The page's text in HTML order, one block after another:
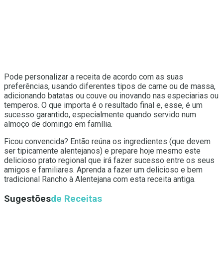
Pode personalizar a receita de acordo com as suas
preferências, usando diferentes tipos de carne ou de massa,
adicionando batatas ou couve ou inovando nas especiarias ou
temperos. O que importa é o resultado final e, esse, é um
sucesso garantido, especialmente quando servido num
almoço de domingo em família.
Ficou convencida? Então reúna os ingredientes (que devem
ser tipicamente alentejanos) e prepare hoje mesmo este
delicioso prato regional que irá fazer sucesso entre os seus
amigos e familiares. Aprenda a fazer um delicioso e bem
tradicional Rancho à Alentejana com esta receita antiga.
Sugestõesde Receitas